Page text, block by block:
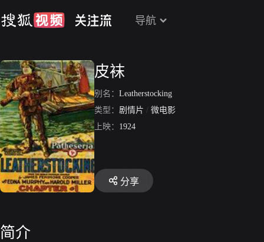
导航
皮袜
别名： Leatherstocking
类型： 剧情片 / 微电影
上映： 1924
分享
简介